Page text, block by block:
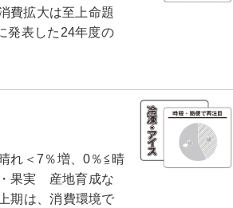
拡大は至上命題
発表した24年度の
れ＜7％増、0％≦晴
果実 産地育成な
期は、消費環境で